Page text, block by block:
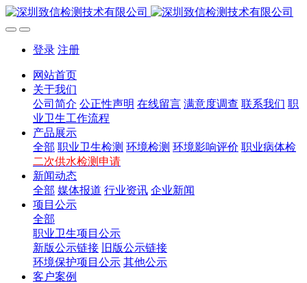
登录 注册
网站首页
关于我们
公司简介 公正性声明 在线留言 满意度调查 联系我们 职
业卫生工作流程
产品展示
全部 职业卫生检测 环境检测 环境影响评价 职业病体检
二次供水检测申请
新闻动态
全部 媒体报道 行业资讯 企业新闻
项目公示
全部
职业卫生项目公示
新版公示链接
旧版公示链接
环境保护项目公示 其他公示
客户案例